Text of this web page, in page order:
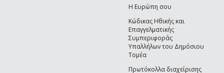
Η Ευρώπη σου
Κώδικας Ηθικής και
Επαγγελματικής
Συμπεριφοράς
Υπαλλήλων του Δημόσιου
Τομέα
Πρωτόκολλα διαχείρισης